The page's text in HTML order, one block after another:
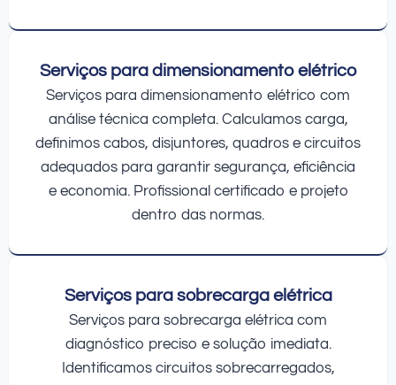
Serviços para dimensionamento elétrico
Serviços para dimensionamento elétrico com
análise técnica completa. Calculamos carga,
definimos cabos, disjuntores, quadros e circuitos
adequados para garantir segurança, eficiência
e economia. Profissional certificado e projeto
dentro das normas.
Serviços para sobrecarga elétrica
Serviços para sobrecarga elétrica com
diagnóstico preciso e solução imediata.
Identificamos circuitos sobrecarregados,